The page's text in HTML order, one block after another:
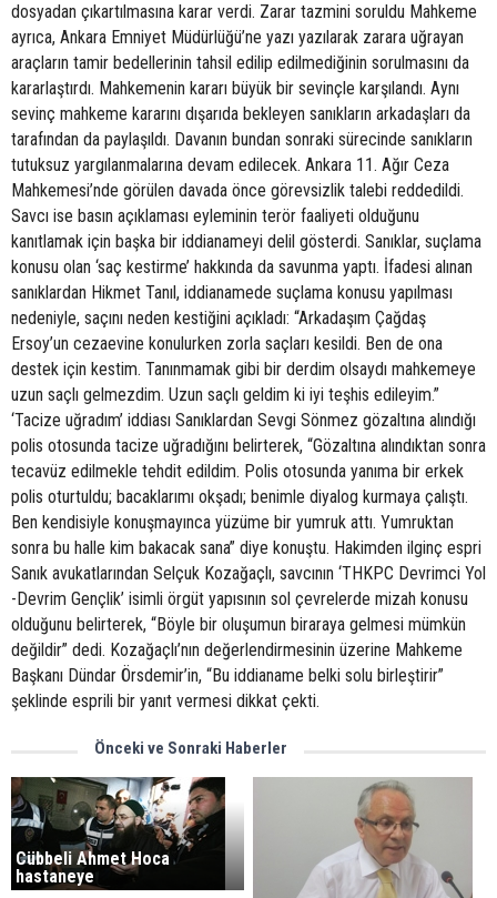
dosyadan çıkartılmasına karar verdi. Zarar tazmini soruldu Mahkeme
ayrıca, Ankara Emniyet Müdürlüğü’ne yazı yazılarak zarara uğrayan
araçların tamir bedellerinin tahsil edilip edilmediğinin sorulmasını da
kararlaştırdı. Mahkemenin kararı büyük bir sevinçle karşılandı. Aynı
sevinç mahkeme kararını dışarıda bekleyen sanıkların arkadaşları da
tarafından da paylaşıldı. Davanın bundan sonraki sürecinde sanıkların
tutuksuz yargılanmalarına devam edilecek. Ankara 11. Ağır Ceza
Mahkemesi’nde görülen davada önce görevsizlik talebi reddedildi.
Savcı ise basın açıklaması eyleminin terör faaliyeti olduğunu
kanıtlamak için başka bir iddianameyi delil gösterdi. Sanıklar, suçlama
konusu olan ‘saç kestirme’ hakkında da savunma yaptı. İfadesi alınan
sanıklardan Hikmet Tanıl, iddianamede suçlama konusu yapılması
nedeniyle, saçını neden kestiğini açıkladı: “Arkadaşım Çağdaş
Ersoy’un cezaevine konulurken zorla saçları kesildi. Ben de ona
destek için kestim. Tanınmamak gibi bir derdim olsaydı mahkemeye
uzun saçlı gelmezdim. Uzun saçlı geldim ki iyi teşhis edileyim.”
‘Tacize uğradım’ iddiası Sanıklardan Sevgi Sönmez gözaltına alındığı
polis otosunda tacize uğradığını belirterek, “Gözaltına alındıktan sonra
tecavüz edilmekle tehdit edildim. Polis otosunda yanıma bir erkek
polis oturtuldu; bacaklarımı okşadı; benimle diyalog kurmaya çalıştı.
Ben kendisiyle konuşmayınca yüzüme bir yumruk attı. Yumruktan
sonra bu halle kim bakacak sana” diye konuştu. Hakimden ilginç espri
Sanık avukatlarından Selçuk Kozağaçlı, savcının ‘THKPC Devrimci Yol
-Devrim Gençlik’ isimli örgüt yapısının sol çevrelerde mizah konusu
olduğunu belirterek, “Böyle bir oluşumun biraraya gelmesi mümkün
değildir” dedi. Kozağaçlı’nın değerlendirmesinin üzerine Mahkeme
Başkanı Dündar Örsdemir’in, “Bu iddianame belki solu birleştirir”
şeklinde esprili bir yanıt vermesi dikkat çekti.
Önceki ve Sonraki Haberler
Cübbeli Ahmet Hoca
hastaneye